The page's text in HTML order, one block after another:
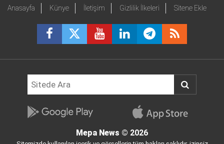
Anasayfa Künye İletişim Gizlilik İlkeleri Sitene Ekle
Mepa News © 2026